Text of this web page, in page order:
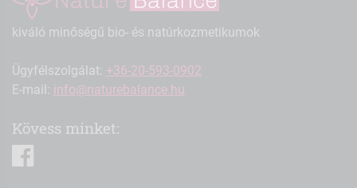
kiváló minőségű bio- és natúrkozmetikumok
Ügyfélszolgálat: +36-20-593-0902
E-mail: info@naturebalance.hu
Kövess minket: